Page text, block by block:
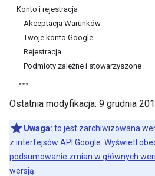
Konto i rejestracja
Akceptacja Warunków
Twoje konto Google
Rejestracja
Podmioty zależne i stowarzyszone
Ostatnia modyfikacja: 9 grudnia
Uwaga: to jest zarchiwizowana
z interfejsów API Google. Wyświetl
podsumowanie zmian w głównych
wersją.